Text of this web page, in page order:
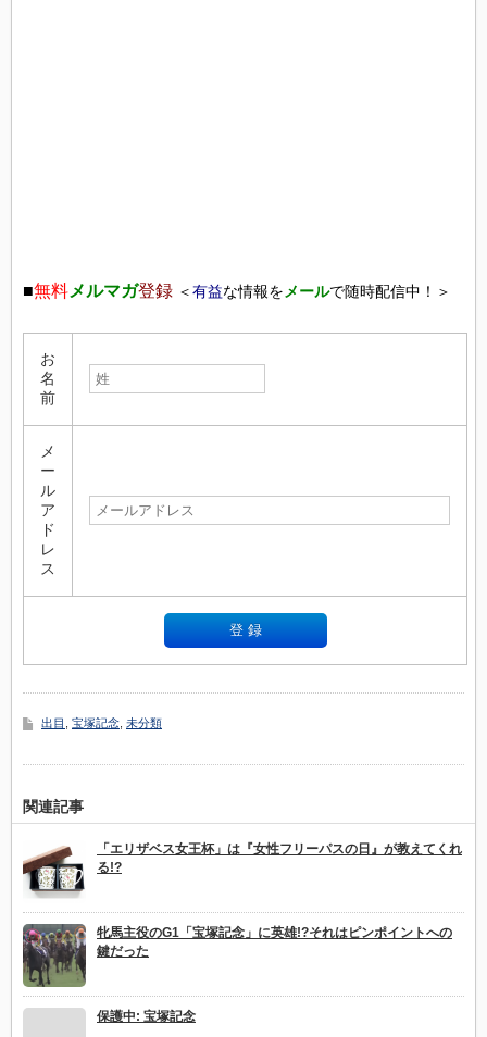
■無料メルマガ登録 ＜有益な情報をメールで随時配信中！＞
お
名
前
メ
ー
ル
ア
ド
レ
ス
出目 , 宝塚記念, 未分類
関連記事
「エリザベス女王杯」は『女性フリーパスの日』が教えてくれ
る!?
牝馬主役のG1「宝塚記念」に英雄!?それはピンポイントへの
鍵だった
保護中: 宝塚記念